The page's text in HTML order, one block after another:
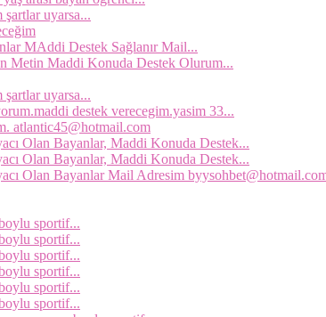
şartlar uyarsa...
MAddi Destek Sağlanır Mail...
Metin Maddi Konuda Destek Olurum...
şartlar uyarsa...
destek verecegim.yasim 33...
atlantic45@hotmail.com
Olan Bayanlar, Maddi Konuda Destek...
Olan Bayanlar, Maddi Konuda Destek...
Olan Bayanlar Mail Adresim
sportif...
sportif...
sportif...
sportif...
sportif...
sportif...